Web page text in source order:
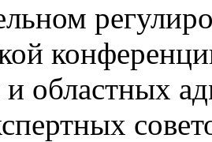
и областных